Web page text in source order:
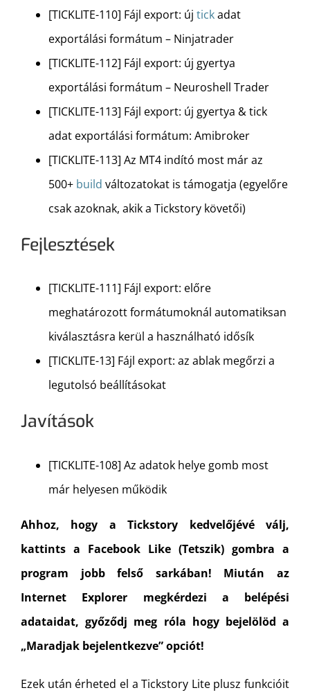
[TICKLITE-110] Fájl export: új tickadat
exportálási formátum – Ninjatrader
[TICKLITE-112] Fájl export: új gyertya
exportálási formátum – Neuroshell Trader
[TICKLITE-113] Fájl export: új gyertya & tick
adat exportálási formátum: Amibroker
[TICKLITE-113] Az MT4 indító most már az
500+ build változatokat is támogatja (egyelőre
csak azoknak, akik a Tickstory követői)
Fejlesztések
[TICKLITE-111] Fájl export: előre
meghatározott formátumoknál automatiksan
kiválasztásra kerül a használható idősík
[TICKLITE-13] Fájl export: az ablak megőrzi a
legutolsó beállításokat
Javítások
[TICKLITE-108] Az adatok helye gomb most
már helyesen működik
Ahhoz, hogy a Tickstory kedvelőjévé válj,
kattints a Facebook Like (Tetszik) gombra a
program jobb felső sarkában! Miután az
Internet Explorer megkérdezi a belépési
adataidat, győződj meg róla hogy bejelölöd a
„Maradjak bejelentkezve” opciót!
Ezek után érheted el a Tickstory Lite plusz funkcióit